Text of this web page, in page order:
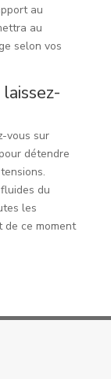
au
au
selon vos
vous sur
détendre
du
les
de ce moment